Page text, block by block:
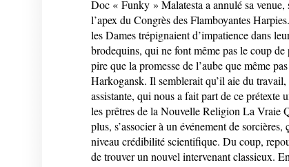
Doc « Funky » Malatesta a annulé sa
l’apex du Congrès des Flamboyantes
les Dames trépignaient d’impatience dans
brodequins, qui ne font même pas le coup
pire que la promesse de l’aube que même
Harkogansk. Il semblerait qu’il aie du travail,
assistante, qui nous a fait part de ce prétexte
les prêtres de la Nouvelle Religion La Vraie
plus, s’associer à un événement de sorcières,
niveau crédibilité scientifique. Du coup,
de trouver un nouvel intervenant classieux.